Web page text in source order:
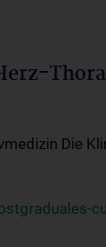
Die